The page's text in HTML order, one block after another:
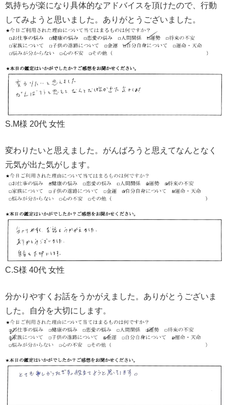
気持ちが楽になり具体的なアドバイスを頂けたので、行動
してみようと思いました。ありがとうございました。
S.M様 20代 女性
変わりたいと思えました。がんばろうと思えてなんとなく
元気が出た気がします。
C.S様 40代 女性
分かりやすくお話をうかがえました。ありがとうございま
した。自分を大切にします。